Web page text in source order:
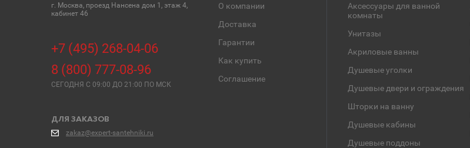
г. Москва, проезд Нансена дом 1, этаж 4,
кабинет 46
+7 (495) 268-04-06
8 (800) 777-08-96
СЕГОДНЯ C 09:00 ДО 21:00 ПО МСК
ДЛЯ ЗАКАЗОВ
zakaz@expert-santehniki.ru
О компании
Доставка
Гарантии
Как купить
Соглашение
Аксессуары для ванной
комнаты
Унитазы
Акриловые ванны
Душевые уголки
Душевые двери и ограждения
Шторки на ванну
Душевые кабины
Душевые поддоны